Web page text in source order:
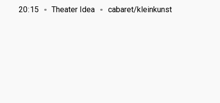
20:15 Theater Idea cabaret/kleinkunst